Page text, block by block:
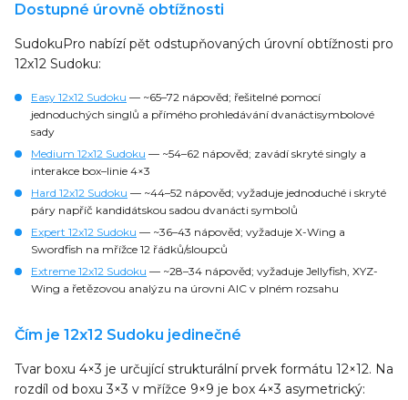
Dostupné úrovně obtížnosti
SudokuPro nabízí pět odstupňovaných úrovní obtížnosti pro
12x12 Sudoku:
Easy 12x12 Sudoku — ~65–72 nápověd; řešitelné pomocí
jednoduchých singlů a přímého prohledávání dvanáctisymbolové
sady
Medium 12x12 Sudoku — ~54–62 nápověd; zavádí skryté singly a
interakce box–linie 4×3
Hard 12x12 Sudoku — ~44–52 nápověd; vyžaduje jednoduché i skryté
páry napříč kandidátskou sadou dvanácti symbolů
Expert 12x12 Sudoku — ~36–43 nápověd; vyžaduje X-Wing a
Swordfish na mřížce 12 řádků/sloupců
Extreme 12x12 Sudoku — ~28–34 nápověd; vyžaduje Jellyfish, XYZ-
Wing a řetězovou analýzu na úrovni AIC v plném rozsahu
Čím je 12x12 Sudoku jedinečné
Tvar boxu 4×3 je určující strukturální prvek formátu 12×12. Na
rozdíl od boxu 3×3 v mřížce 9×9 je box 4×3 asymetrický: